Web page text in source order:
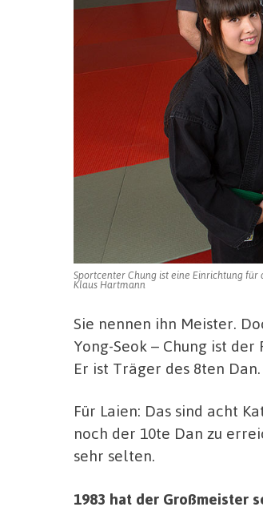
Sportcenter Chung ist eine Einrichtung
Klaus Hartmann
Sie nennen ihn Meister.
Yong-Seok – Chung ist
Er ist Träger des 8ten
Für Laien: Das sind acht
noch der 10te Dan zu
sehr selten.
1983 hat der Großmeister